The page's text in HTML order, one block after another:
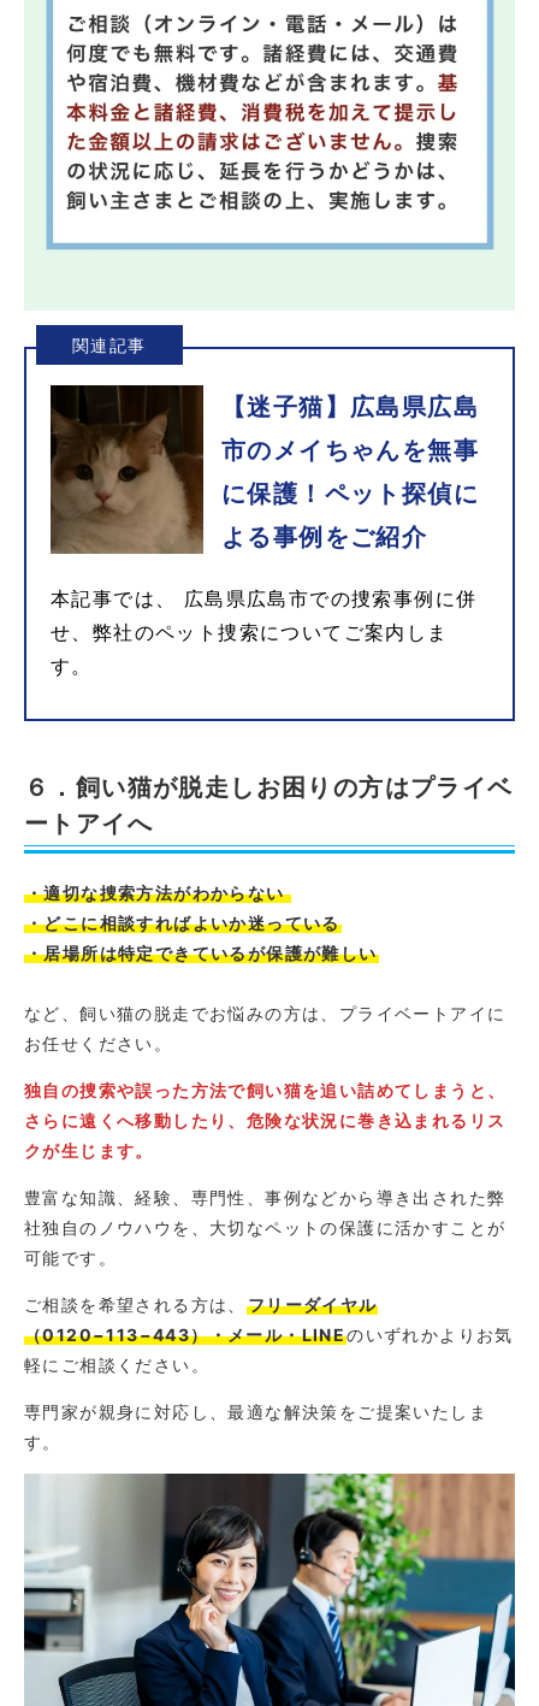
関連記事
【迷子猫】広島県広島
市のメイちゃんを無事
に保護！ペット探偵に
よる事例をご紹介
本記事では、 広島県広島市での捜索事例に併
せ、弊社のペット捜索についてご案内しま
す。
６．飼い猫が脱走しお困りの方はプライベ
ートアイへ
・適切な捜索方法がわからない
・どこに相談すればよいか迷っている
・居場所は特定できているが保護が難しい
など、飼い猫の脱走でお悩みの方は、プライベートアイに
お任せください。
独自の捜索や誤った方法で飼い猫を追い詰めてしまうと、
さらに遠くへ移動したり、危険な状況に巻き込まれるリス
クが生じます。
豊富な知識、経験、専門性、事例などから導き出された弊
社独自のノウハウを、大切なペットの保護に活かすことが
可能です。
ご相談を希望される方は、 フリーダイヤル
（0120−113−443）・メール・LINEのいずれかよりお気
軽にご相談ください。
専門家が親身に対応し、最適な解決策をご提案いたしま
す。